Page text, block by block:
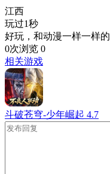
江西
玩过1秒
好玩，和动漫一样一样的
0次浏览 0
相关游戏
斗破苍穹-少年崛起 4.7